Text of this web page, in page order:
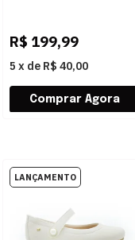
1DOURADO
R$ 199,99
5 x de R$ 40,00